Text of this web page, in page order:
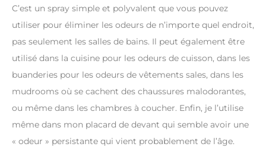
C’est un spray simple et polyvalent que vous pouvez
utiliser pour éliminer les odeurs de n’importe quel endroit,
pas seulement les salles de bains. Il peut également être
utilisé dans la cuisine pour les odeurs de cuisson, dans les
buanderies pour les odeurs de vêtements sales, dans les
mudrooms où se cachent des chaussures malodorantes,
ou même dans les chambres à coucher. Enfin, je l’utilise
même dans mon placard de devant qui semble avoir une
« odeur » persistante qui vient probablement de l’âge.